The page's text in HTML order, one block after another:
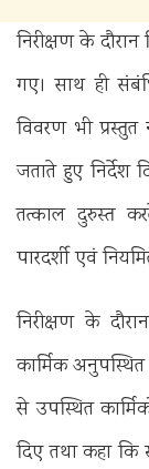
निरीक्षण के
गए। साथ ही
विवरण भी
जताते हुए निर्देश
तत्काल दुरुस्त
पारदर्शी एवं
निरीक्षण के
कार्मिक
से उपस्थित
दिए तथा कहा कि